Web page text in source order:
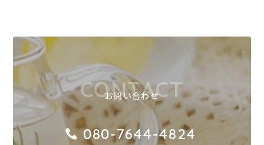
CONTACT
お問い合わせ
080-7644-4824